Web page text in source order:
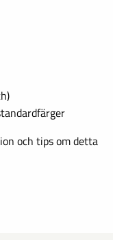
och tips om detta